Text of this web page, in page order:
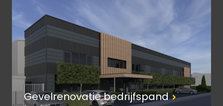
Gevelrenovatie bedrijfspand